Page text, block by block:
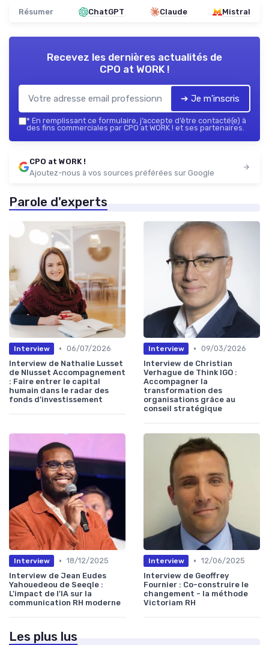
Résumer ChatGPT Claude Mistral
Recevez les dernières actualités de
CPO at WORK !
➔ Je m'inscris
* En remplissant ce formulaire, j’accepte d’être contacté(e) à
des fins commerciales par CPO at WORK ! et ses partenaires.
CPO at WORK !
Ajoutez-nous à vos sources préférées sur Google
Parole d'experts
Interview • 06/07/2026
Interview de Nathalie Lusset
de Nlusset Accompagnement
: Faire entrer le capital
humain dans le radar des
fonds d’investissement
Interview • 09/03/2026
Interview de Christian
Verhague de Think IGO :
Accompagner la
transformation des
organisations grâce au
conseil stratégique
Interview • 18/12/2025
Interview de Jean Eudes
Yahouedeou de Seeqle :
L'impact de l'IA sur la
communication RH moderne
Interview • 12/06/2025
Interview de Geoffrey
Fournier : Co-construire le
changement - la méthode
Victoriam RH
Les plus lus